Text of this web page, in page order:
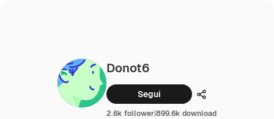
Donot6
Segui Condividi
2.6k follower|899.6k download